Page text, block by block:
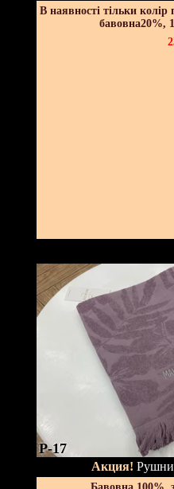
В наявності тільки
бавовна20%,
P-17
Акция!